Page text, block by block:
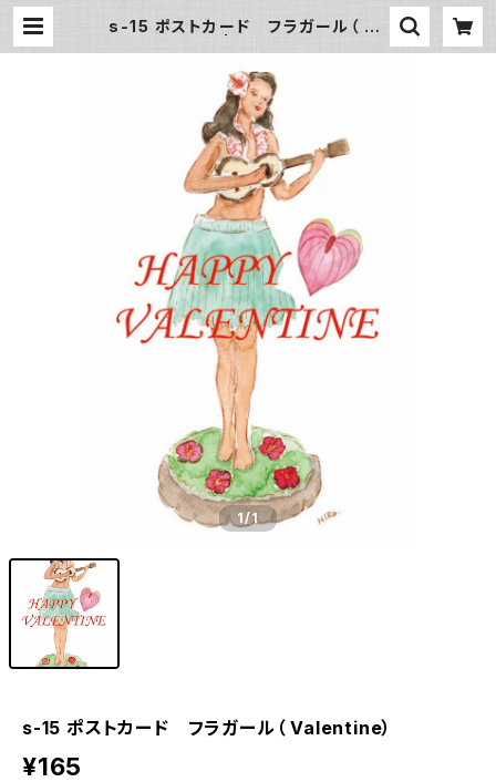
s-15 ポストカード フラガール（ Va
1/1
s-15 ポストカード フラガール（ Valentine）
¥165